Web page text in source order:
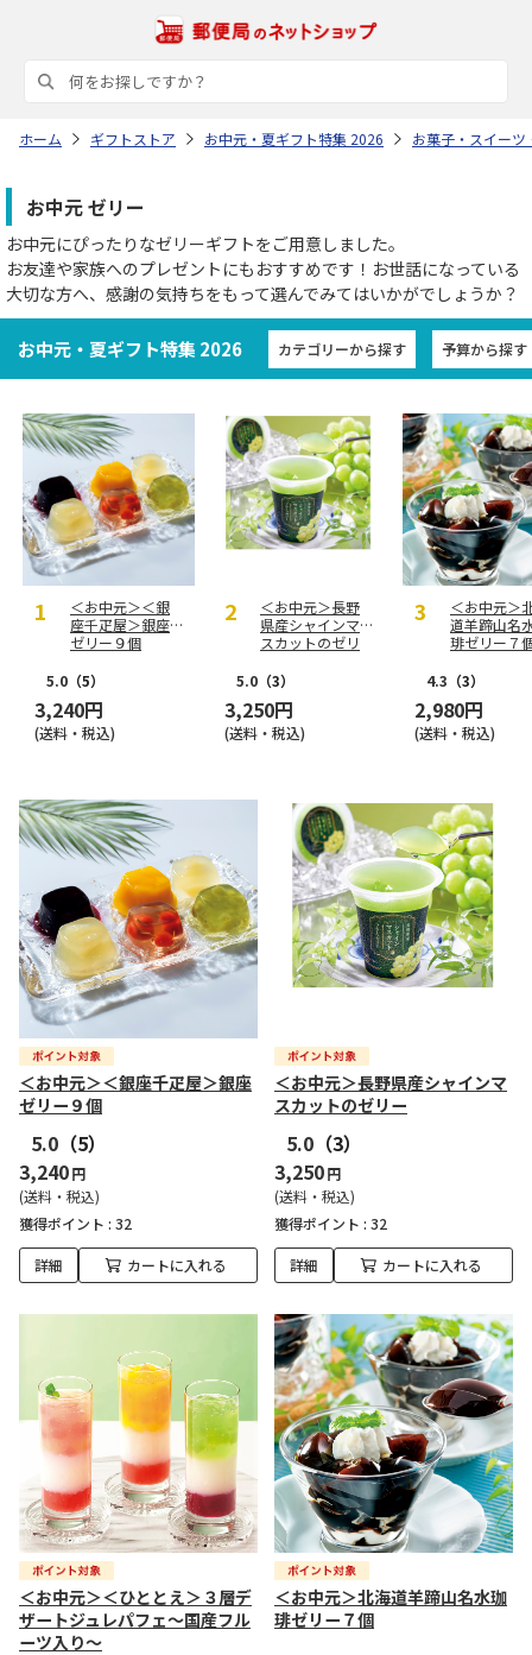
ホーム ギフトストア お中元・夏ギフト特集 2026 お菓子・スイーツ
お中元 ゼリー
お中元にぴったりなゼリーギフトをご用意しました。
お友達や家族へのプレゼントにもおすすめです！お世話になっている
大切な方へ、感謝の気持ちをもって選んでみてはいかがでしょうか？
お中元・夏ギフト特集 2026 カテゴリーから探す 予算から探す
＜お中元＞＜銀
座千疋屋＞銀座
ゼリー９個
5.0 （5）
3,240円
(送料・税込)
＜お中元＞長野
県産シャインマ
スカットのゼリ
5.0 （3）
3,250円
(送料・税込)
＜お中元＞
道羊蹄山名
琲ゼリー７
4.3 （3）
2,980円
(送料・税込)
＜お中元＞＜銀座千疋屋＞銀座
ゼリー９個
5.0 （5）
3,240円
(送料・税込)
獲得ポイント : 32
詳細 カートに入れる
＜お中元＞長野県産シャインマ
スカットのゼリー
5.0 （3）
3,250円
(送料・税込)
獲得ポイント : 32
詳細 カートに入れる
＜お中元＞＜ひととえ＞３層デ
ザートジュレパフェ～国産フル
ーツ入り～
＜お中元＞北海道羊蹄山名水珈
琲ゼリー７個